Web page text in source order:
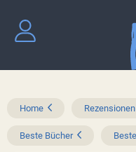
Home Rezensionen
Beste Bücher